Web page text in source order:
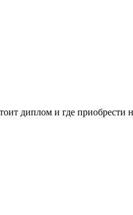
диплом и где